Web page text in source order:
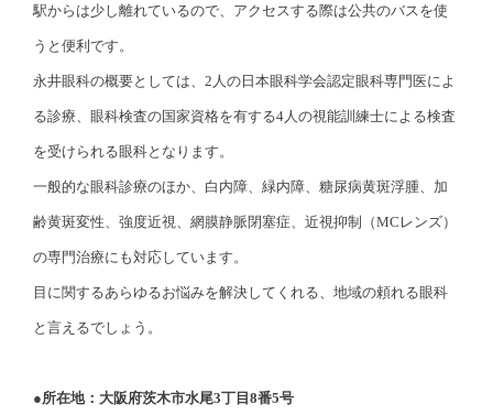
駅からは少し離れているので、アクセスする際は公共のバスを使
うと便利です。
永井眼科の概要としては、2人の日本眼科学会認定眼科専門医によ
る診療、眼科検査の国家資格を有する4人の視能訓練士による検査
を受けられる眼科となります。
一般的な眼科診療のほか、白内障、緑内障、糖尿病黄斑浮腫、加
齢黄斑変性、強度近視、網膜静脈閉塞症、近視抑制（MCレンズ）
の専門治療にも対応しています。
目に関するあらゆるお悩みを解決してくれる、地域の頼れる眼科
と言えるでしょう。
●所在地：大阪府茨木市水尾3丁目8番5号